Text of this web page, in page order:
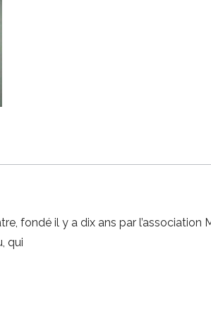
fondé il y a dix ans par l’association
qui